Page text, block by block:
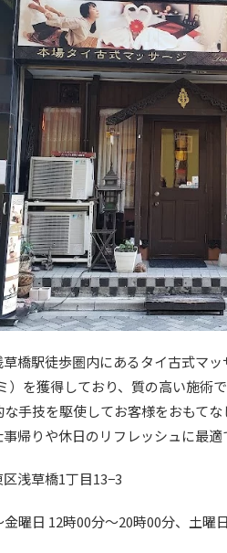
橋駅徒歩圏内にあるタイ古式マ
）を獲得しており、質の高い施術
手技を駆使してお客様をおもて
帰りや休日のリフレッシュに最適
区浅草橋1丁目13−3
金曜日 12時00分～20時00分、土曜